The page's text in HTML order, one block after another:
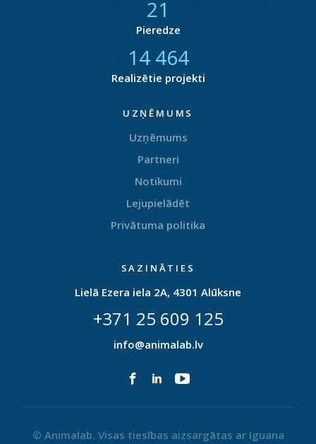
21
Pieredze
14 858
Realizētie projekti
UZŅĒMUMS
Uzņēmums
Partneri
Notikumi
Lejupielādēt
Privātuma politika
SAZINĀTIES
Lielā Ezera iela 2A, 4301 Alūksne
+371 25 609 125
info@animalab.lv
© Animalab. Visas tiesības aizsargātas ar Iguana